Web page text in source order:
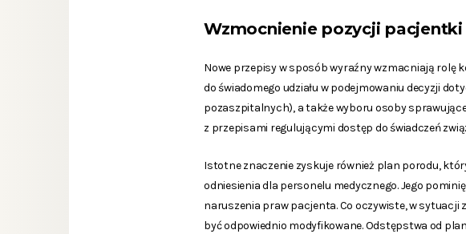
Wzmocnienie pozycji pacjentki
Nowe przepisy w sposób wyraźny wzmacniają rolę
do świadomego udziału w podejmowaniu decyzji
pozaszpitalnych), a także wyboru osoby
z przepisami regulującymi dostęp do świadczeń
Istotne znaczenie zyskuje również plan porodu,
odniesienia dla personelu medycznego. Jego
naruszenia praw pacjenta. Co oczywiste, w sytuacji
być odpowiednio modyfikowane. Odstępstwa od